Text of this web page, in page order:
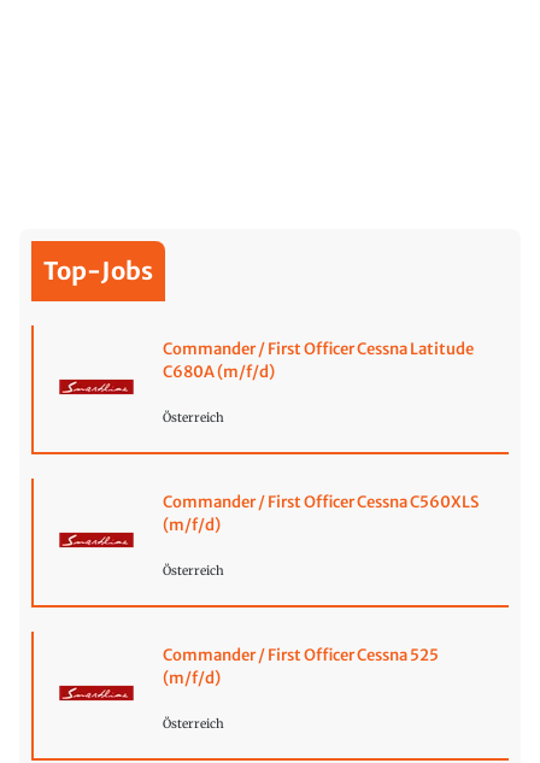
Top-Jobs
Commander / First Officer Cessna Latitude
C680A (m/f/d)
Österreich
Commander / First Officer Cessna C560XLS
(m/f/d)
Österreich
Commander / First Officer Cessna 525
(m/f/d)
Österreich